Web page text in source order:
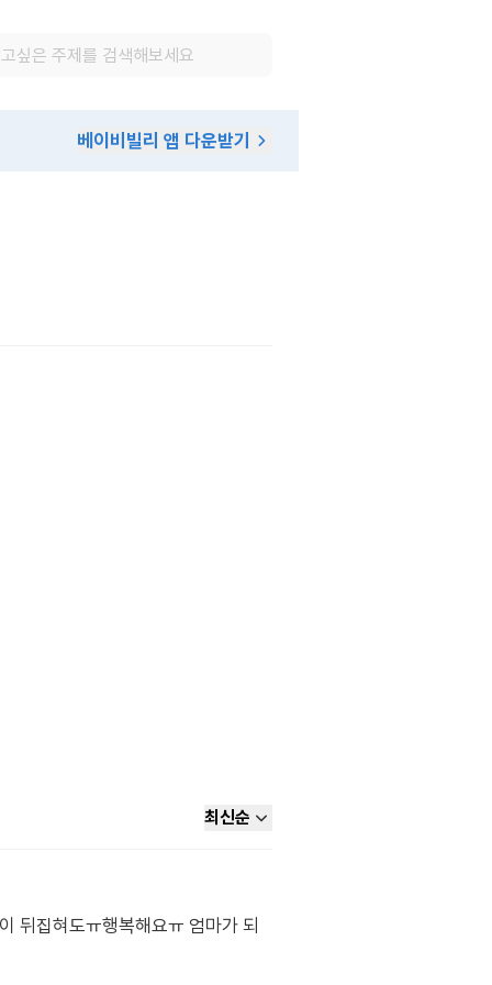
베이비빌리 앱 다운받기
최신순
뒤집혀도ㅠ행복해요ㅠ 엄마가 되